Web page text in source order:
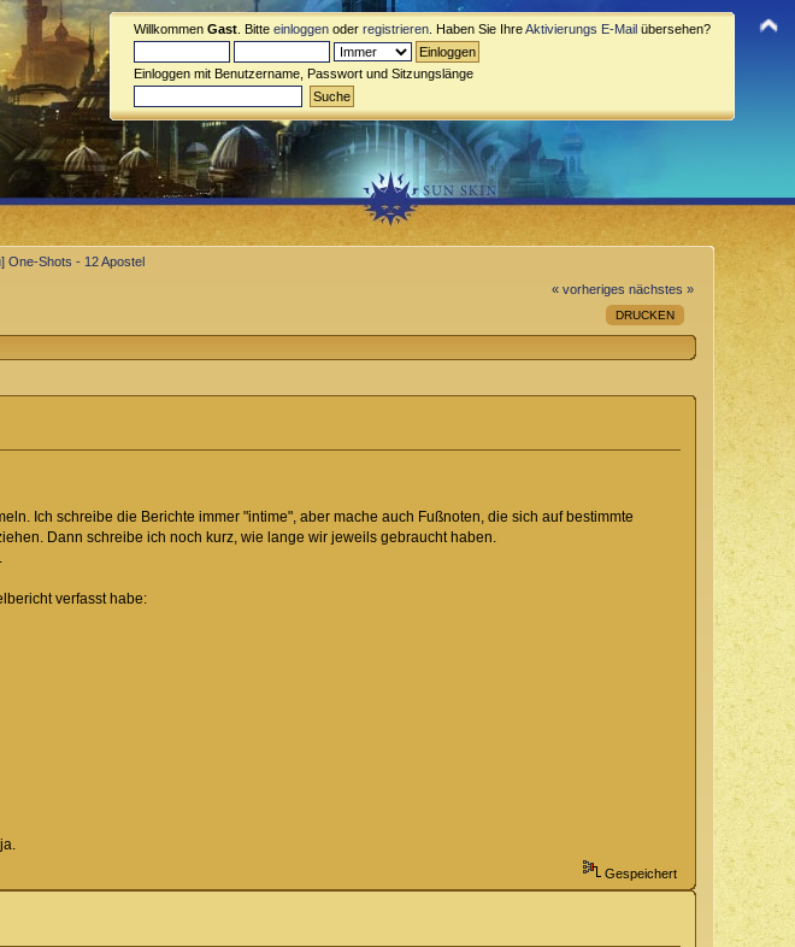
Willkommen Gast . Bitte einloggen oder registrieren . Haben Sie IhreAktivierungs E-Mail übersehen?
Einloggen mit Benutzername, Passwort und Sitzungslänge
One-Shots - 12 Apostel
« vorheriges nächstes »
DRUCKEN
Ich schreibe die Berichte immer "intime", aber mache auch Fußnoten, die sich auf bestimmte
Dann schreibe ich noch kurz, wie lange wir jeweils gebraucht haben.
verfasst habe:
Gespeichert